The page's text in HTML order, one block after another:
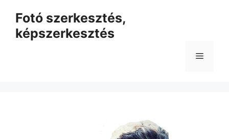
tartalomba
Fotó szerkesztés,
képszerkesztés
Menü